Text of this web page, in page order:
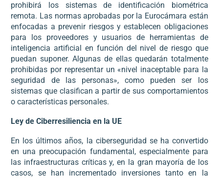
prohibirá los sistemas de identificación biométrica
remota. Las normas aprobadas por la Eurocámara están
enfocadas a prevenir riesgos y establecen obligaciones
para los proveedores y usuarios de herramientas de
inteligencia artificial en función del nivel de riesgo que
puedan suponer. Algunas de ellas quedarán totalmente
prohibidas por representar un «nivel inaceptable para la
seguridad de las personas», como pueden ser los
sistemas que clasifican a partir de sus comportamientos
o características personales.
Ley de Ciberresiliencia en la UE
En los últimos años, la ciberseguridad se ha convertido
en una preocupación fundamental, especialmente para
las infraestructuras críticas y, en la gran mayoría de los
casos, se han incrementado inversiones tanto en la